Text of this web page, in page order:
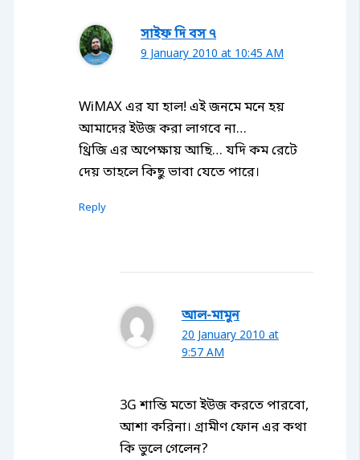
সাইফ দি বস ৭
9 January 2010 at 10:45 AM
WiMAX এর যা হাল! এই জনমে মনে হয়
আমাদের ইউজ করা লাগবে না…
থ্রিজি এর অপেক্ষায় আছি… যদি কম রেটে
দেয় তাহলে কিছু ভাবা যেতে পারে।
Reply
আল-মামুন
20 January 2010 at
9:57 AM
3G শান্তি মতো ইউজ করতে পারবো,
আশা করিনা। গ্রামীণ ফোন এর কথা
কি ভুলে গেলেন?